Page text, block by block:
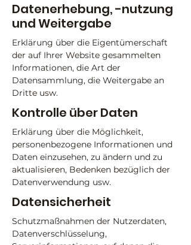
Datenerhebung, -nutzung
und Weitergabe
Erklärung über die Eigentümerschaft
der auf Ihrer Website gesammelten
Informationen, die Art der
Datensammlung, die Weitergabe an
Dritte usw.
Kontrolle über Daten
Erklärung über die Möglichkeit,
personenbezogene Informationen und
Daten einzusehen, zu ändern und zu
aktualisieren, Bedenken bezüglich der
Datenverwendung usw.
Datensicherheit
Schutzmaßnahmen der Nutzerdaten,
Datenverschlüsselung,